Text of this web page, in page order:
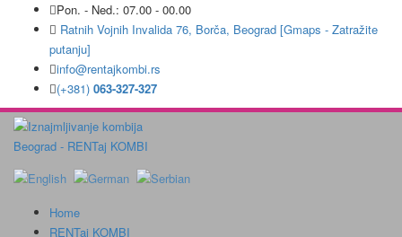
Pon. - Ned.: 07.00 - 00.00
Ratnih Vojnih Invalida 76, Borča, Beograd [Gmaps - Zatražite
putanju]
info@rentajkombi.rs
(+381) 063-327-327
Home
RENTaj KOMBI